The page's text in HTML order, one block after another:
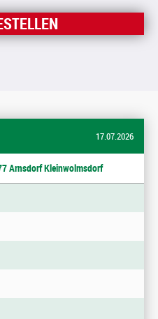
17.07.2026
Arnsdorf Kleinwolmsdorf